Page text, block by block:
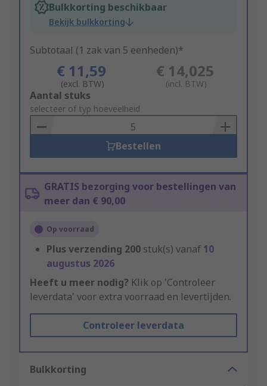
Bulkkorting beschikbaar
Bekijk bulkkorting
Subtotaal (1 zak van 5 eenheden)*
€ 11,59
(excl. BTW)
€ 14,025
(incl. BTW)
Add
to
Basket
Aantal stuks
selecteer of typ hoeveelheid
Bestellen
GRATIS bezorging voor bestellingen van
meer dan € 90,00
Op voorraad
Plus verzending 200 stuk(s) vanaf 10
augustus 2026
Heeft u meer nodig? Klik op 'Controleer
leverdata' voor extra voorraad en levertijden.
Controleer leverdata
Bulkkorting